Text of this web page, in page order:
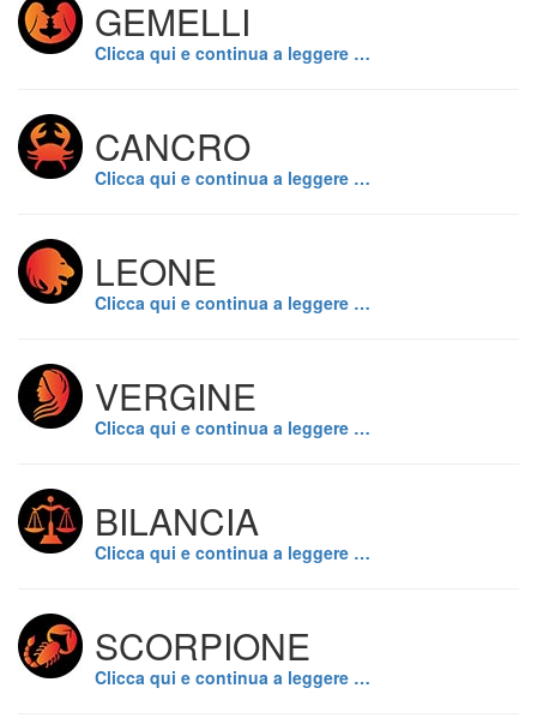
GEMELLI
Clicca qui e continua a leggere …
CANCRO
Clicca qui e continua a leggere …
LEONE
Clicca qui e continua a leggere …
VERGINE
Clicca qui e continua a leggere …
BILANCIA
Clicca qui e continua a leggere …
SCORPIONE
Clicca qui e continua a leggere …